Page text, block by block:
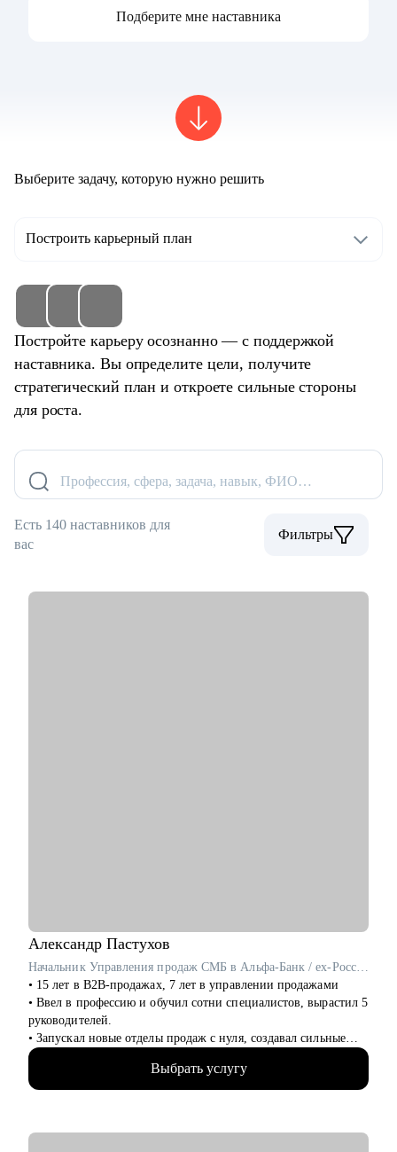
Подберите мне наставника
Выберите задачу, которую нужно решить
Построить карьерный план
Постройте карьеру осознанно — с поддержкой
наставника. Вы определите цели, получите
стратегический план и откроете сильные стороны
для роста.
Профессия, сфера, задача, навык, ФИО…
Есть 140 наставников для
вас
Фильтры
Александр Пастухов
Начальник Управления продаж СМБ в Альфа-Банк / ex-Россельхозбанк, Русфинанс Банк
• 15 лет в B2B-продажах, 7 лет в управлении продажами
• Ввел в профессию и обучил сотни специалистов, вырастил 5
руководителей.
• Запускал новые отделы продаж с нуля, создавал сильные
команды.
руководителей.
Выбрать услугу